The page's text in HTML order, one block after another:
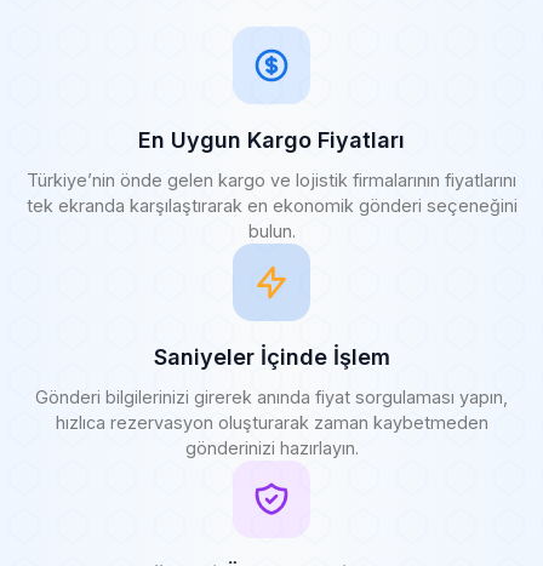
En Uygun Kargo Fiyatları
Türkiye’nin önde gelen kargo ve lojistik firmalarının fiyatlarını
tek ekranda karşılaştırarak en ekonomik gönderi seçeneğini
bulun.
Saniyeler İçinde İşlem
Gönderi bilgilerinizi girerek anında fiyat sorgulaması yapın,
hızlıca rezervasyon oluşturarak zaman kaybetmeden
gönderinizi hazırlayın.